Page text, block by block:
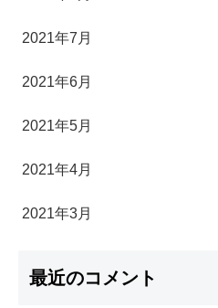
2021年7月
2021年6月
2021年5月
2021年4月
2021年3月
最近のコメント